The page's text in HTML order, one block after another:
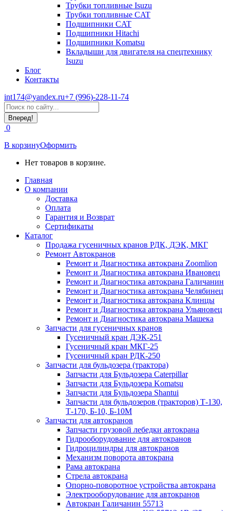
Трубки топливные Isuzu
Трубки топливные CAT
Подшипники CAT
Подшипники Hitachi
Подшипники Komatsu
Вкладыши для двигателя на спецтехнику
Isuzu
Блог
Контакты
int174@yandex.ru+7 (996)-228-11-74
Страница
WhatsApp
открывается
в
новом
окне
Поиск:
0
В корзинуОформить
Нет товаров в корзине.
Главная
О компании
Доставка
Оплата
Гарантия и Возврат
Сертификаты
Каталог
Продажа гусеничных кранов РДК, ДЭК, МКГ
Ремонт Автокранов
Ремонт и Диагностика автокрана Zoomlion
Ремонт и Диагностика автокрана Ивановец
Ремонт и Диагностика автокрана Галичанин
Ремонт и Диагностика автокрана Челябинец
Ремонт и Диагностика автокрана Клинцы
Ремонт и Диагностика автокрана Ульяновец
Ремонт и Диагностика автокрана Машека
Запчасти для гусеничных кранов
Гусеничный кран ДЭК-251
Гусеничный кран МКГ-25
Гусеничный кран РДК-250
Запчасти для бульдозера (трактора)
Запчасти для Бульдозера Caterpillar
Запчасти для Бульдозера Komatsu
Запчасти для Бульдозера Shantui
Запчасти для бульдозеров (тракторов) Т-130,
Т-170, Б-10, Б-10М
Запчасти для автокранов
Запчасти грузовой лебедки автокрана
Гидрооборудование для автокранов
Гидроцилиндры для автокранов
Механизм поворота автокрана
Рама автокрана
Стрела автокрана
Опорно-поворотное устройства автокрана
Электрооборудование для автокранов
Автокран Галичанин 55713